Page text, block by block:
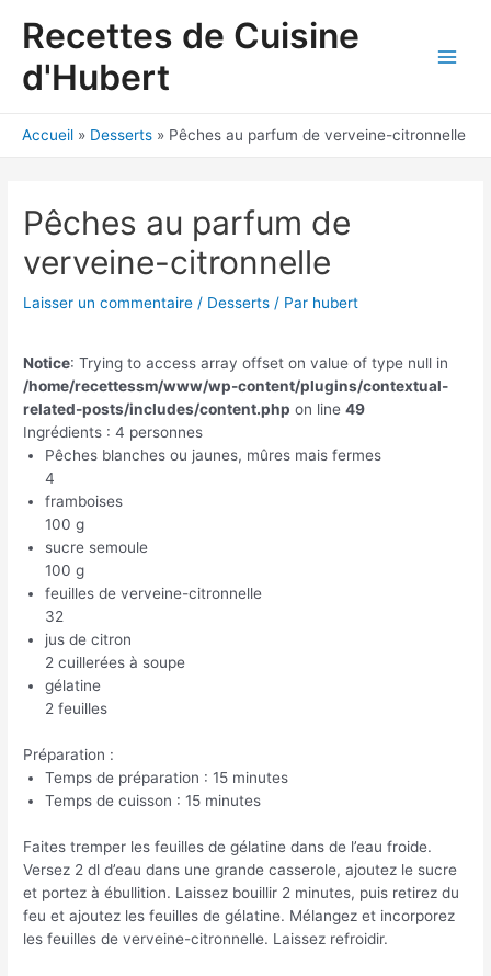
Recettes de Cuisine
d'Hubert
Accueil Desserts Pêches au parfum de verveine-citronnelle
Pêches au parfum de
verveine-citronnelle
Laisser un commentaire / Desserts / Par hubert
Notice: Trying to access array offset on value of type null in
/home/recettessm/www/wp-content/plugins/contextual-
related-posts/includes/content.php on line49
Ingrédients : 4 personnes
Pêches blanches ou jaunes, mûres mais fermes
4
framboises
100 g
sucre semoule
100 g
feuilles de verveine-citronnelle
32
jus de citron
2 cuillerées à soupe
gélatine
2 feuilles
Préparation :
Temps de préparation : 15 minutes
Temps de cuisson : 15 minutes
Faites tremper les feuilles de gélatine dans de l’eau froide.
Versez 2 dl d’eau dans une grande casserole, ajoutez le sucre
et portez à ébullition. Laissez bouillir 2 minutes, puis retirez du
feu et ajoutez les feuilles de gélatine. Mélangez et incorporez
les feuilles de verveine-citronnelle. Laissez refroidir.